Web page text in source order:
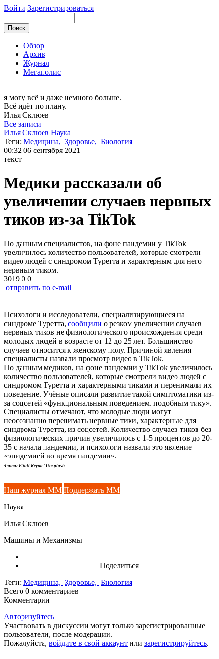
Войти Зарегистрироваться
Обзор
Архив
Журнал
Мегаполис
я могу всё и даже немного больше.
Всё идёт по плану.
Илья Склюев
Все записи
Илья Склюев Наука
Теги: Медицина, Здоровье, Биология
00:32 06 сентября 2021
текст
Медики рассказали об
увеличении случаев нервных
тиков из-за TikTok
По данным специалистов, на фоне пандемии у TikTok
увеличилось количество пользователей, которые смотрели
видео людей с синдромом Туретта и характерным для него
нервным тиком.
3019 0 0
отправить по e-mail
Психологи и исследователи, специализирующиеся на
синдроме Туретта, сообщили о резком увеличении случаев
нервных тиков не физиологического происхождения среди
молодых людей в возрасте от 12 до 25 лет. Большинство
случаев относится к женскому полу. Причиной явления
специалисты назвали просмотр видео в TikTok.
По данным медиков, на фоне пандемии у TikTok увеличилось
количество пользователей, которые смотрели видео людей с
синдромом Туретта и характерными тиками и перенимали их
поведение. Учёные описали развитие такой симптоматики из-
за соцсетей «функциональным поведением, подобным тику».
Специалисты отмечают, что молодые люди могут
неосознанно перенимать нервные тики, характерные для
синдрома Туретта, из соцсетей. Количество случаев тиков без
физиологических причин увеличилось с 1-5 процентов до 20-
35 с начала пандемии, и психологи назвали это явление
«эпидемией во время пандемии».
Фото: Eliott Reyna / Unsplash
Наш журнал ММ Поддержать ММ
Наука
Илья Склюев
Машины и Механизмы
Поделиться
Теги: Медицина, Здоровье, Биология
Всего 0 комментариев
Комментарии
Авторизуйтесь
Участвовать в дискуссии могут только зарегистрированные
пользователи, после модерации.
Пожалуйста, войдите в свой аккаунт или зарегистрируйтесь.